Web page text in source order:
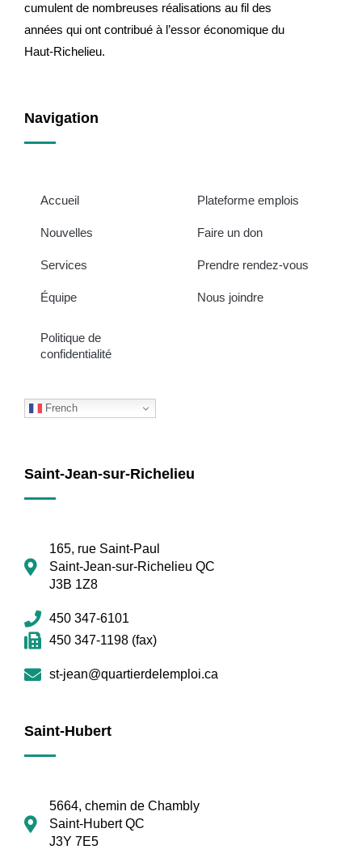
cumulent de nombreuses réalisations au fil des
années qui ont contribué à l’essor économique du
Haut-Richelieu.
Navigation
Accueil
Nouvelles
Services
Équipe
Plateforme emplois
Faire un don
Prendre rendez-vous
Nous joindre
Politique de
confidentialité
French
Saint-Jean-sur-Richelieu
165, rue Saint-Paul
Saint-Jean-sur-Richelieu QC
J3B 1Z8
450 347-6101
450 347-1198 (fax)
st-jean@quartierdelemploi.ca
Saint-Hubert
5664, chemin de Chambly
Saint-Hubert QC
J3Y 7E5